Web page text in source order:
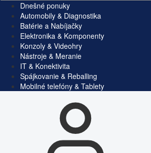
Dnešné ponuky
Automobily & Diagnostika
Batérie a Nabíjačky
Elektronika & Komponenty
Konzoly & Videohry
Nástroje & Meranie
IT & Konektivita
Spájkovanie & Reballing
Mobilné telefóny & Tablety